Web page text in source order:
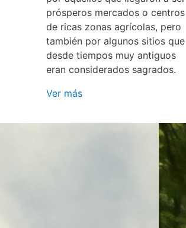
prósperos mercados o centros
de ricas zonas agrícolas, pero
también por algunos sitios que
desde tiempos muy antiguos
eran considerados sagrados.
Ver más